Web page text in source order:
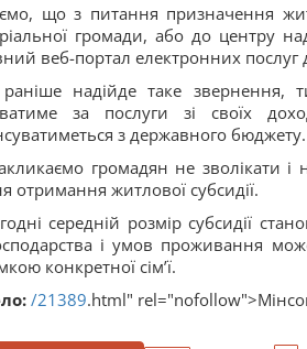
що з питання призначення
громади, або до центру
веб-портал електронних послуг
надійде таке звернення,
за послуги зі своїх
з державного бюджету.
громадян не зволікати
отримання житлової субсидії.
середній розмір субсидії
і умов проживання
конкретної сім’ї.
/21389.html"